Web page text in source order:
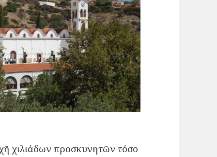
χιλιάδων προσκυνητῶν τόσο